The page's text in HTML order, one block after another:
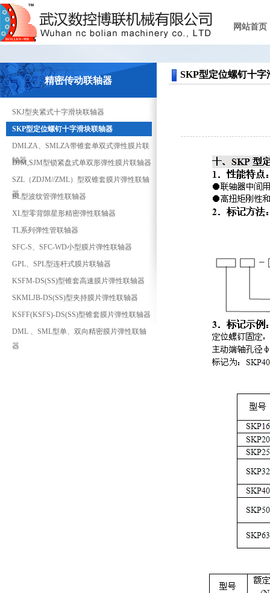
网站首页
精密传动联轴器
SKJ型夹紧式十字滑块联轴器
SKP型定位螺钉十字滑块联轴器
DMLZA、SMLZA带锥套单双式弹性膜片联
轴器
DJM,SJM型锁紧盘式单双形弹性膜片联轴器
SZL（ZDJM//ZML）型双锥套膜片弹性联轴
器
BL型波纹管弹性联轴器
XL型零背隙星形精密弹性联轴器
TL系列弹性管联轴器
SFC-S、SFC-WD小型膜片弹性联轴器
GPL、SPL型连杆式膜片联轴器
KSFM-DS(SS)型锥套高速膜片弹性联轴器
SKMLJB-DS(SS)型夹持膜片弹性联轴器
KSFF(KSFS)-DS(SS)型锥套膜片弹性联轴器
DML 、SML型单、双向精密膜片弹性联轴
器
SKP型定位螺钉十字